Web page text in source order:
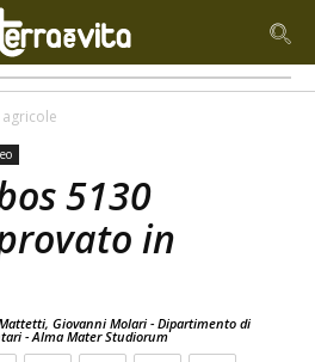
5130
in
Giovanni Molari - Dipartimento di
- Alma Mater Studiorum